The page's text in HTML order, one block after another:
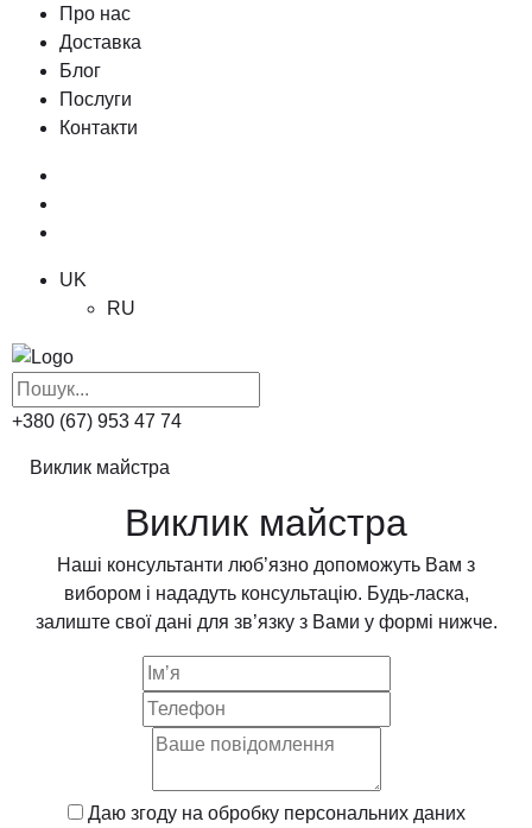
Про нас
Доставка
Блог
Послуги
Контакти
UK
RU
+380 (67) 953 47 74
Виклик майстра
Виклик майстра
Наші консультанти люб’язно допоможуть Вам з
вибором і нададуть консультацію. Будь-ласка,
залиште свої дані для зв’язку з Вами у формі нижче.
Даю згоду на обробку персональних даних